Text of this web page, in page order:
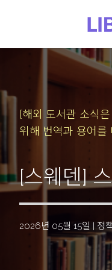
[해외 도서관 소식
위해 번역과 용어를
[스웨덴]
2026년 05월 15일 | 정